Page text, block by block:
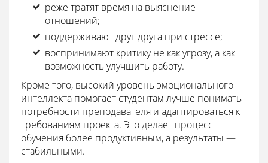
реже тратят время на выяснение
отношений;
поддерживают друг друга при стрессе;
воспринимают критику не как угрозу, а как
возможность улучшить работу.
Кроме того, высокий уровень эмоционального
интеллекта помогает студентам лучше понимать
потребности преподавателя и адаптироваться к
требованиям проекта. Это делает процесс
обучения более продуктивным, а результаты —
стабильными.